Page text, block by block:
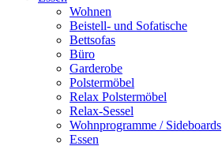
Wohnen
Beistell- und Sofatische
Bettsofas
Büro
Garderobe
Polstermöbel
Relax Polstermöbel
Relax-Sessel
Wohnprogramme / Sideboards
Essen